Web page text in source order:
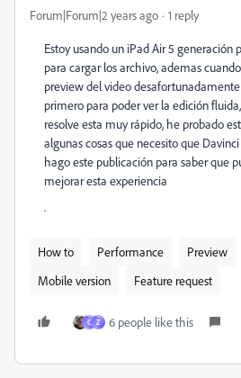
Forum|Forum|2 years ago 1 reply
Estoy usando un iPad Air 5 generación
para cargar los archivo, ademas
preview del video
primero para poder ver la edición
resolve esta muy rápido, he probado
algunas cosas que necesito que
hago este publicación para saber que
mejorar esta experiencia
.
How to Performance Preview
Mobile version
Feature request
C Z 6 people like this